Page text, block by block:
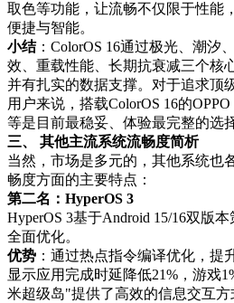
取色等功能，让流畅不仅限于性能
便捷与智能。
小结：ColorOS 16通过极光、潮汐
效、重载性能、长期抗衰减三个核
并有扎实的数据支撑。对于追求顶
用户来说，搭载ColorOS 16的
等是目前最稳妥、体验最完整的选择
三、 其他主流系统流畅度简析
当然，市场是多元的，其他系统也
畅度方面的主要特点：
第二名：HyperOS 3
HyperOS 3基于Android 15/16双版
全面优化。
优势 ：通过热点指令编译优化，提
显示应用完成时延降低21%，游戏
米超级岛"提供了高效的信息交互